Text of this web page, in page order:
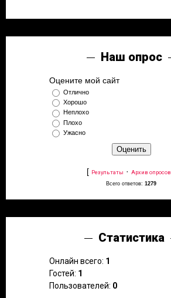
Наш опрос
Оцените мой сайт
Отлично
Хорошо
Неплохо
Плохо
Ужасно
[ Результаты · Архив опросов
Всего ответов: 1279
Статистика
Онлайн всего: 1
Гостей: 1
Пользователей: 0